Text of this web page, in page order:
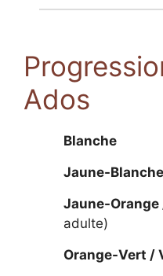
Ados
Blanche
Jaune-
Jaune-Orange
adulte)
Orange-Vert /